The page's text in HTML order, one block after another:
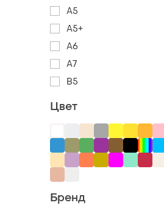
А5
А5+
А6
А7
В5
Цвет
Бренд